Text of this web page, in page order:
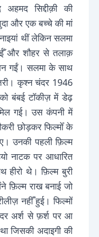
अहमद सिद्दीक़ी की
और एक बच्चे की मां
थीं लेकिन सलमा
और शौहर से तलाक़
गईं। सलमा के साथ
कृश्न चंदर 1946
बंबई टॉकीज़ में डेढ़
गई। उस कंपनी में
छोड़कर फिल्मोँ के
उनकी पहली फ़िल्म
नाटक पर आधारित
हीरो थे। फ़िल्म बुरी
फ़िल्म राख बनाई जो
नहीँ हुई। फिल्मों
अर्श से फ़र्श पर आ
जिसकी अदाइगी की